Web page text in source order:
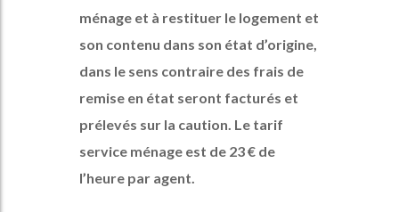
ménage et à restituer le logement et
son contenu dans son état d’origine,
dans le sens contraire des frais de
remise en état seront facturés et
prélevés sur la caution. Le tarif
service ménage est de 23 € de
l’heure par agent.